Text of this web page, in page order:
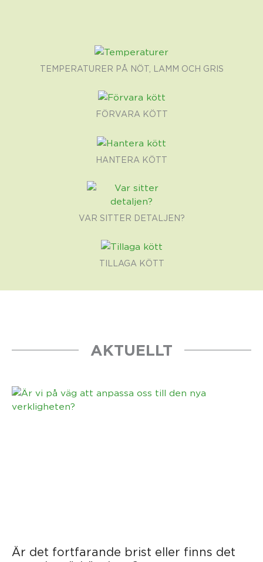
TEMPERATURER PÅ NÖT, LAMM OCH GRIS
FÖRVARA KÖTT
HANTERA KÖTT
VAR SITTER DETALJEN?
TILLAGA KÖTT
AKTUELLT
Är det fortfarande brist eller finns det